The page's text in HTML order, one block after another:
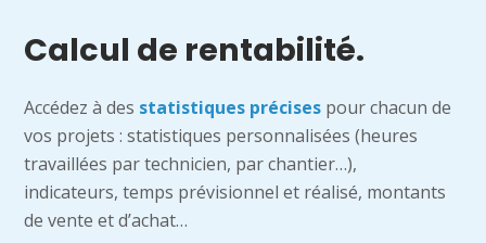
Calcul de rentabilité.
Accédez à des statistiques précises pour chacun de
vos projets : statistiques personnalisées (heures
travaillées par technicien, par chantier…),
indicateurs, temps prévisionnel et réalisé, montants
de vente et d’achat…